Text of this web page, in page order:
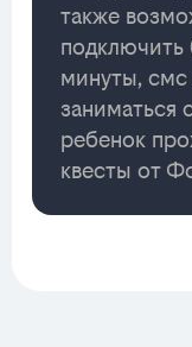
также
подключить
минуты,
заниматься
ребенок
квесты от